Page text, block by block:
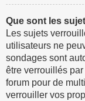
Que sont les
Les sujets
utilisateurs ne
sondages sont
être verrouillés
forum pour de
verrouiller vos